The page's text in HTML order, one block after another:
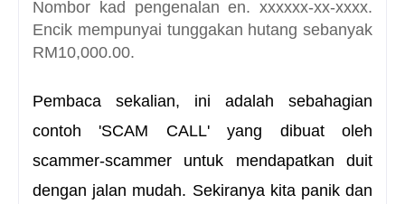
Nombor kad pengenalan en. xxxxxx-xx-xxxx.
Encik mempunyai tunggakan hutang sebanyak
RM10,000.00.
Pembaca sekalian, ini adalah sebahagian
contoh 'SCAM CALL'yang dibuat oleh
scammer-scammer untuk mendapatkan duit
dengan jalan mudah. Sekiranya kita panik dan